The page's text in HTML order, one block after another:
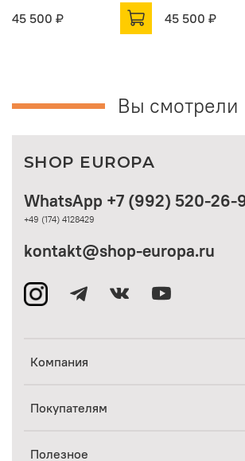
45 500 ₽
45 500 ₽
Вы смотрели
Компания
Покупателям
Полезное
WhatsApp +7 (992) 520-
+49 (174) 4128429
kontakt@shop-europa.ru
SHOP EUROPA